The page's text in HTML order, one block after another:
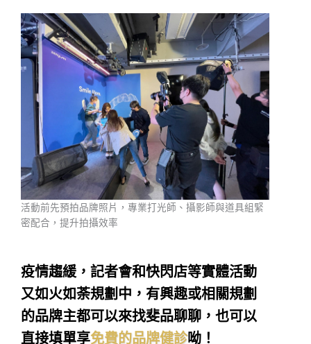
活動前先預拍品牌照片，專業打光師、攝影師與道具組緊
密配合，提升拍攝效率
疫情趨緩，記者會和快閃店等實體活動
又如火如荼規劃中，有興趣或相關規劃
的品牌主都可以來找斐品聊聊，也可以
直接填單享免費的品牌健診呦！